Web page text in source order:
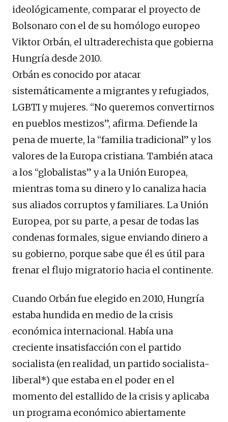
ideológicamente, comparar el proyecto de
Bolsonaro con el de su homólogo europeo
Viktor Orbán, el ultraderechista que gobierna
Hungría desde 2010.
Orbán es conocido por atacar
sistemáticamente a migrantes y refugiados,
LGBTI y mujeres. “No queremos convertirnos
en pueblos mestizos”, afirma. Defiende la
pena de muerte, la “familia tradicional” y los
valores de la Europa cristiana. También ataca
a los “globalistas” y a la Unión Europea,
mientras toma su dinero y lo canaliza hacia
sus aliados corruptos y familiares. La Unión
Europea, por su parte, a pesar de todas las
condenas formales, sigue enviando dinero a
su gobierno, porque sabe que él es útil para
frenar el flujo migratorio hacia el continente.
Cuando Orbán fue elegido en 2010, Hungría
estaba hundida en medio de la crisis
económica internacional. Había una
creciente insatisfacción con el partido
socialista (en realidad, un partido socialista-
liberal*) que estaba en el poder en el
momento del estallido de la crisis y aplicaba
un programa económico abiertamente